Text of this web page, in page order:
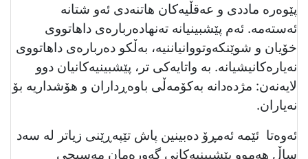
پێوەرە ماددی و عەقڵیەکان هاتنەدی ئەو شتانە
ئەستەمە. ئەم پێشبینیانە تەنهادەربارەی داهاتووی
خۆیان و شوێنکەوتووانیاننیە، بەڵکو دەربارەی داهاتووی
نەیارەكانیشیانە. بە واتایەکی تر، پێشبینیەکانیان دوو
لایەنەن: مژدەدانە بەكۆمەڵی باوەڕداران و هۆشداریە بۆ
نەیاران.
ئەوەتا ئێمە ئەمڕۆ دەبینین پاش تێپەڕێنی زیاتر لە سەد
ساڵ هەموو پێشبینیەكانی گەورەمان مەسیحی